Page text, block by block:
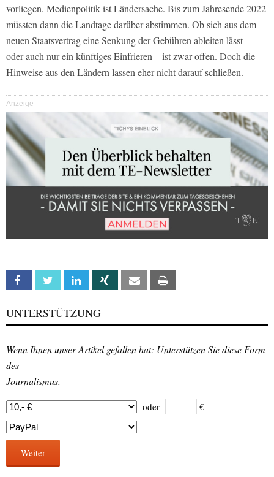
vorliegen. Medienpolitik ist Ländersache. Bis zum Jahresende 2022
müssten dann die Landtage darüber abstimmen. Ob sich aus dem
neuen Staatsvertrag eine Senkung der Gebühren ableiten lässt –
oder auch nur ein künftiges Einfrieren – ist zwar offen. Doch die
Hinweise aus den Ländern lassen eher nicht darauf schließen.
Anzeige
Facebook Twitter Linkedin Xing Email
UNTERSTÜTZUNG
Wenn Ihnen unser Artikel gefallen hat: Unterstützen Sie diese Form
des
Journalismus.
oder €
Weiter